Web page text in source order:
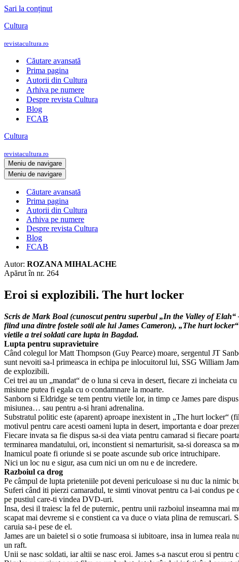
Sari la conținut
Cultura
revistacultura.ro
Căutare avansată
Prima pagina
Autorii din Cultura
Arhiva pe numere
Despre revista Cultura
Blog
FCAB
Cultura
revistacultura.ro
Meniu de navigare
Meniu de navigare
Căutare avansată
Prima pagina
Autorii din Cultura
Arhiva pe numere
Despre revista Cultura
Blog
FCAB
Autor: ROZANA MIHALACHE
Apărut în nr. 264
Eroi si explozibili. The hurt locker
Scris de Mark Boal (cunoscut pentru superbul „In the Valley of
fiind una dintre fostele sotii ale lui James Cameron), „The hurt
vietile a trei soldati care lupta in Bagdad.
Lupta pentru supravietuire
Când colegul lor Matt Thompson (Guy Pearce) moare, sergentul JT
sunt nevoiti sa-l primeasca in echipa pe inlocuitorul lui, SSG William
de explozibili.
Cei trei au un „mandat“ de o luna si ceva in desert, fiecare zi incheiata
misiune putea fi egala cu o condamnare la moarte.
Sanborn si Eldridge se tem pentru vietile lor, in timp ce James pare
misiunea… sau pentru a-si hrani adrenalina.
Substratul politic este (aparent) aproape inexistent in „The hurt locker“
motivul pentru care acesti oameni lupta in desert, importanta e doar
Fiecare invata sa fie dispus sa-si dea viata pentru camarad si fiecare
terminarea mandatului, ori, inconstient si nemarturisit, sa-si doreasca sa
Inamicul poate fi oriunde si se poate ascunde sub orice intruchipare.
Nici un loc nu e sigur, asa cum nici un om nu e de incredere.
Razboiul ca drog
Pe câmpul de lupta prieteniile pot deveni periculoase si nu duc la nimic
Suferi când iti pierzi camaradul, te simti vinovat pentru ca l-ai condus
pe pustiul care-ti vindea DVD-uri.
Insa, desi il traiesc la fel de puternic, pentru unii razboiul inseamna mai
scapat mai devreme si e constient ca va duce o viata plina de
caruia sa-i pese de el.
James are un baietel si o sotie frumoasa si iubitoare, insa in lumea reala
un raft.
Unii se nasc soldati, iar altii se nasc eroi. James s-a nascut erou si